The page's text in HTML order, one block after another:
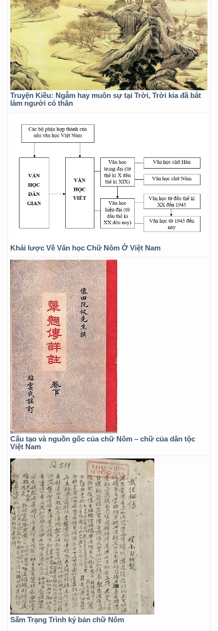
Truyện Kiều: Ngẫm hay muôn sự tại Trời, Trời kia đã bắt
làm người có thân
Khái lược Về Văn học Chữ Nôm Ở Việt Nam
Cấu tạo và nguồn gốc của chữ Nôm – chữ của dân tộc
Việt Nam
Sấm Trạng Trình ký bản chữ Nôm